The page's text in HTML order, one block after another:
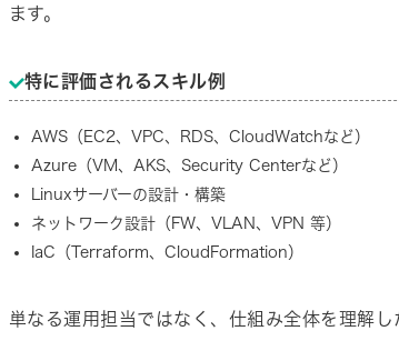
ます。
特に評価されるスキル例
AWS（EC2、VPC、RDS、CloudWatchなど）
Azure（VM、AKS、Security Centerなど）
Linuxサーバーの設計・構築
ネットワーク設計（FW、VLAN、VPN 等）
IaC（Terraform、CloudFormation）
単なる運用担当ではなく、仕組み全体を理解し